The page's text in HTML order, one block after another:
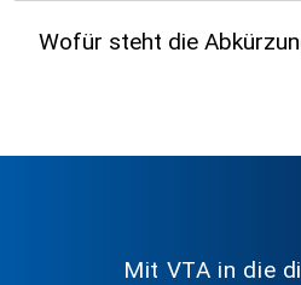
Wofür steht die
Mit VTA in die